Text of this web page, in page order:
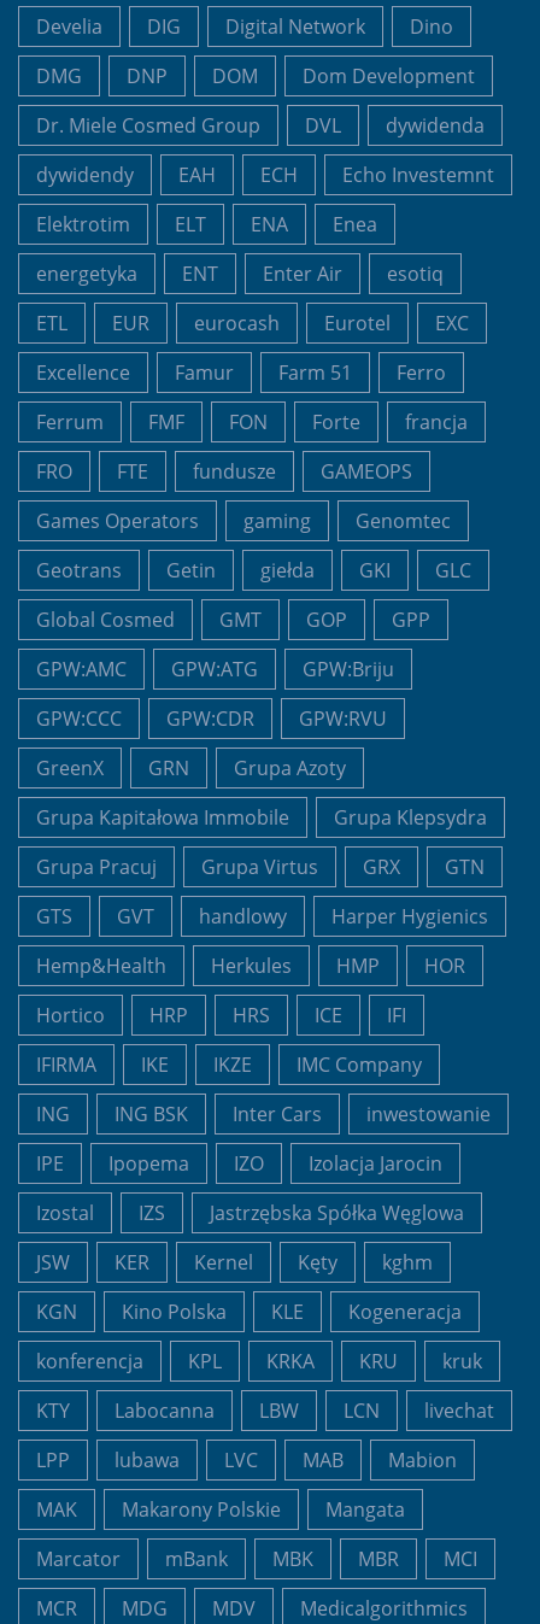
Develia
DIG Digital Network
Dino
DMG
DNP DOM
Dom Development
Dr. Miele Cosmed Group
DVL
dywidenda
dywidendy
EAH ECH
Echo Investemnt
Elektrotim
ELT ENA
Enea
energetyka
ENT Enter Air
esotiq
ETL
EUR eurocash Eurotel
EXC
Excellence
Famur Farm 51
Ferro
Ferrum
FMF FON Forte
francja
FRO
FTE fundusze
GAMEOPS
Games Operators
gaming
Genomtec
Geotrans
Getin giełda GKI
GLC
Global Cosmed
GMT GOP
GPP
GPW:AMC
GPW:ATG
GPW:Briju
GPW:CCC
GPW:CDR
GPW:RVU
GreenX
GRN
Grupa Azoty
Grupa Kapitałowa Immobile
Grupa Klepsydra
Grupa Pracuj
Grupa Virtus GRX
GTN
GTS
GVT handlowy
Harper Hygienics
Hemp&Health
Herkules HMP
HOR
Hortico
HRP HRS ICE
IFI
IFIRMA
IKE IKZE
IMC Company
ING
ING BSK Inter Cars
inwestowanie
IPE
Ipopema IZO
Izolacja Jarocin
Izostal
IZS
Jastrzębska Spółka Węglowa
JSW
KER Kernel Kęty
kghm
KGN
Kino Polska KLE
Kogeneracja
konferencja
KPL KRKA KRU
kruk
KTY
Labocanna LBW LCN
livechat
LPP
lubawa LVC MAB
Mabion
MAK
Makarony Polskie
Mangata
Marcator
mBank MBK MBR
MCI
MCR
MDG MDV
Medicalgorithmics